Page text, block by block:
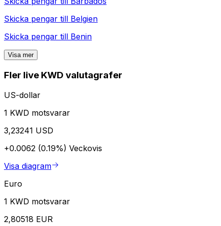
Skicka pengar till Belgien
Skicka pengar till Benin
Visa mer
Fler live KWD valutagrafer
US-dollar
1 KWD motsvarar
3,23241 USD
+0.0062 (0.19%) Veckovis
Visa diagram
Euro
1 KWD motsvarar
2,80518 EUR